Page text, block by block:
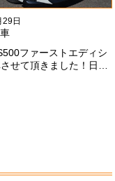
日
ファーストエディシ
せて頂きました！日本
！